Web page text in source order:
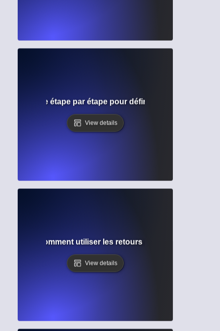
? Guide étape par étape pour définir et atteindre des
View details
? Comment utiliser les retours pour une
View details